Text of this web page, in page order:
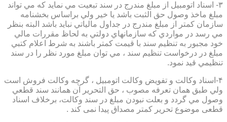
۳- اسناد اتومبيل از مبلغ مندرج در سند تبعيت مي نمايد كه مي تواند
مبلغ ماخذ وصول حق الثبت باشد يا خير ولي براساس بخشنامه
سازمان كمتر از مبلغ مندرج در جداول مالياتي نبايد باشد البته بنظر
مي رسد در مواردي كه سازمانهاي دولتي به لحاظ مقررات مالي
خود مجبور به تنظيم سند با قيمت كمتر باشند به شرط اعلام كتبي
مبلغ در درخواست تنظيم سند ، مي توان مبلغ مورد نظر را در سند
تنظيمي قيد نمود.
۴-اسناد وكالت و تفويض وكالت اتومبيل ، گرچه وكالت فروش است
ولي طبق همان تعرفه مصوب ، حق التحرير آن همانند سند قطعي
وصول مي گردد و بعلت نبودن مبلغ در سند وكالت، برخلاف اسناد
قطعی موضوع تحریر کمتر مصداق پیدا نمی کند .